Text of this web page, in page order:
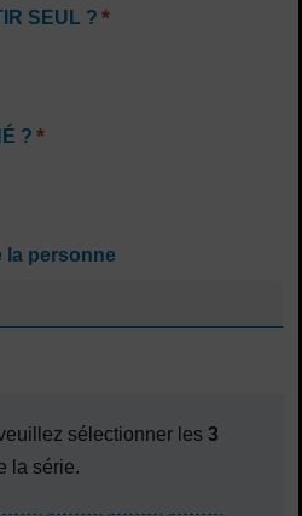
SEUL ? *
? *
la personne
sélectionner les 3
la série.